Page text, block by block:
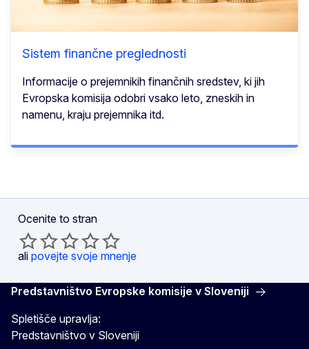
Sistem finančne preglednosti
Informacije o prejemnikih finančnih sredstev, ki jih
Evropska komisija odobri vsako leto, zneskih in
namenu, kraju prejemnika itd.
Ocenite to stran
ali povejte svoje mnenje
Predstavništvo Evropske komisije v Sloveniji
Spletišče upravlja:
Predstavništvo v Sloveniji